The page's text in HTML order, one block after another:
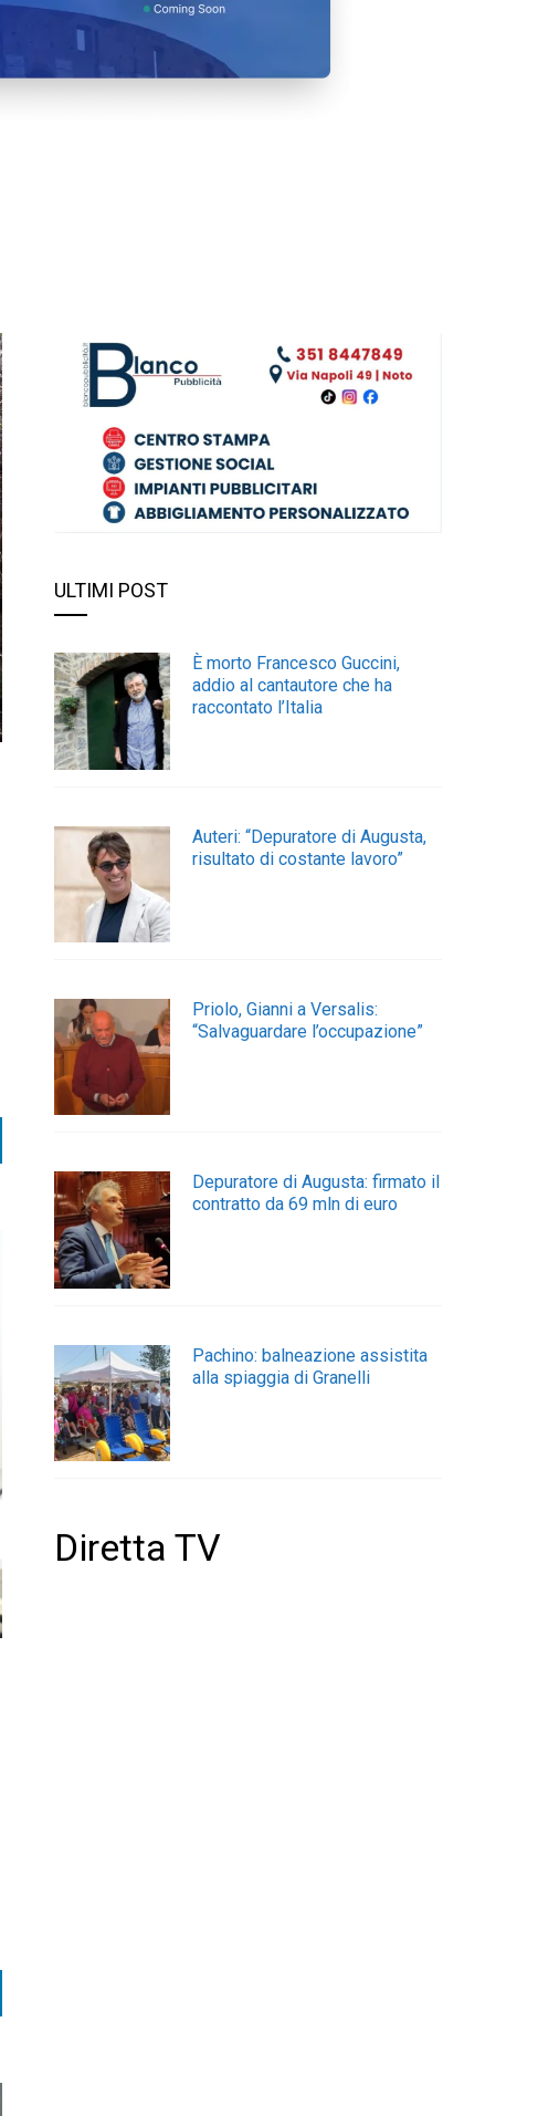
ULTIMI POST
È morto Francesco Guccini,
addio al cantautore che ha
raccontato l’Italia
Auteri: “Depuratore di Augusta,
risultato di costante lavoro”
Priolo, Gianni a Versalis:
“Salvaguardare l’occupazione”
Depuratore di Augusta: firmato il
contratto da 69 mln di euro
Pachino: balneazione assistita
alla spiaggia di Granelli
Diretta TV